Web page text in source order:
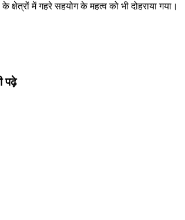
में गहरे सहयोग के महत्व को भी दोहराया गया।
पढ़े